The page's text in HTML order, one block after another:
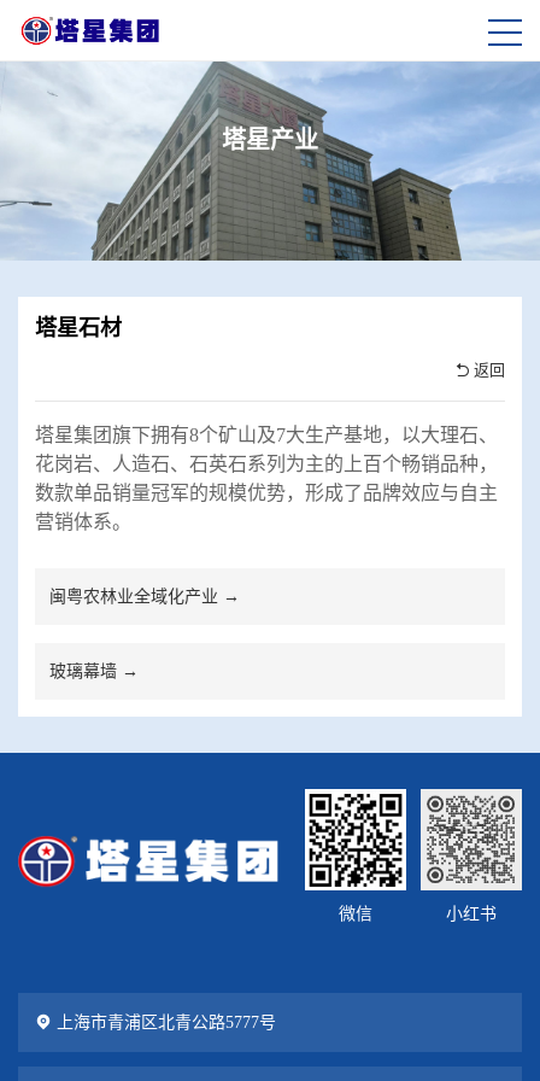
塔星产业
塔星石材
返回
塔星集团旗下拥有8个矿山及7大生产基地，以大理石、
花岗岩、人造石、石英石系列为主的上百个畅销品种，
数款单品销量冠军的规模优势，形成了品牌效应与自主
营销体系。
闽粤农林业全域化产业 →
玻璃幕墙 →
上海市青浦区北青公路5777号
微信 小红书